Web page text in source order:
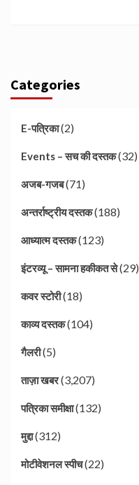
Categories
E-पत्रिका(2)
Events – सच की दस्तक(32)
अजब-गजब(71)
अन्तर्राष्ट्रीय दस्तक(188)
आध्यात्म दस्तक(123)
इंटरव्यू – सामना हकीकत से(29)
कवर स्टोरी(18)
काव्य दस्तक(104)
गैलरी(5)
ताज़ा खबर(3,207)
पत्रिका समीक्षा(132)
मुद्दा(312)
मोटीवेशनल स्पीच(22)